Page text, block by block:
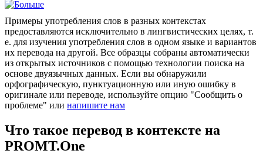
Примеры употребления слов в разных контекстах
предоставляются исключительно в лингвистических целях, т.
е. для изучения употребления слов в одном языке и вариантов
их перевода на другой. Все образцы собраны автоматически
из открытых источников с помощью технологии поиска на
основе двуязычных данных. Если вы обнаружили
орфографическую, пунктуационную или иную ошибку в
оригинале или переводе, используйте опцию "Сообщить о
проблеме" или напишите нам
Что такое перевод в контексте на
PROMT.One